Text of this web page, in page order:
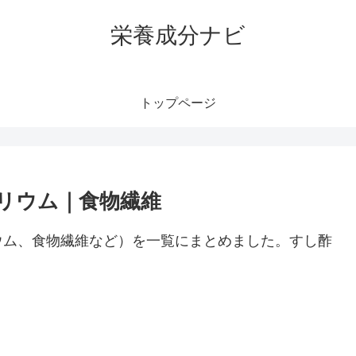
栄養成分ナビ
トップページ
ウム｜食物繊維
、食物繊維など）を一覧にまとめました。すし酢